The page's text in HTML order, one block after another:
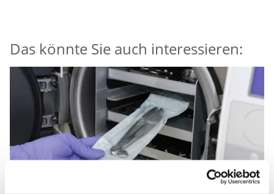
Das könnte Sie auch interessieren: